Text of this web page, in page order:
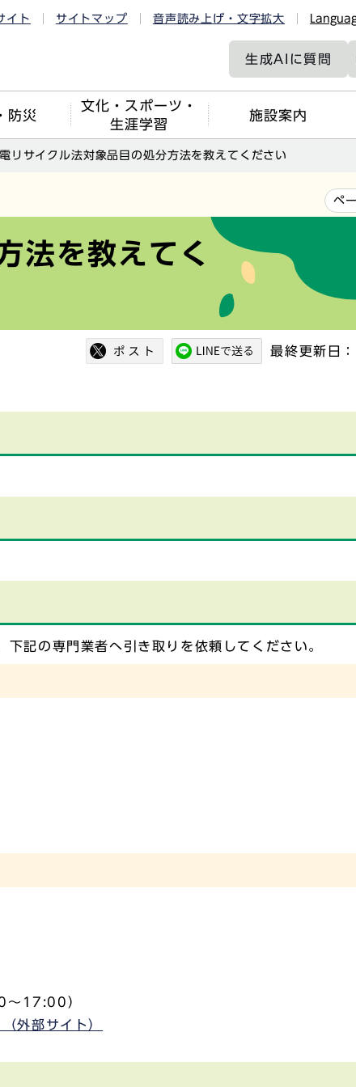
イト サイトマップ 音声読み上げ・文字拡大
生成AIに質問
防災
文化・スポーツ・
生涯学習
施設案内
リサイクル法対象品目の処分方法を教えてください
ペ
法を教えてく
最終更新日
記の専門業者へ引き取りを依頼してください。
～17:00）
部サイト）